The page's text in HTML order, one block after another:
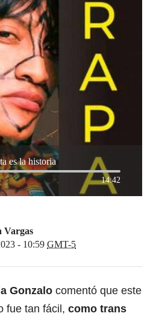
es la historia
14:42
Vargas
- 10:59 GMT-5
Gonzalo comentó que este
fue tan fácil, como trans